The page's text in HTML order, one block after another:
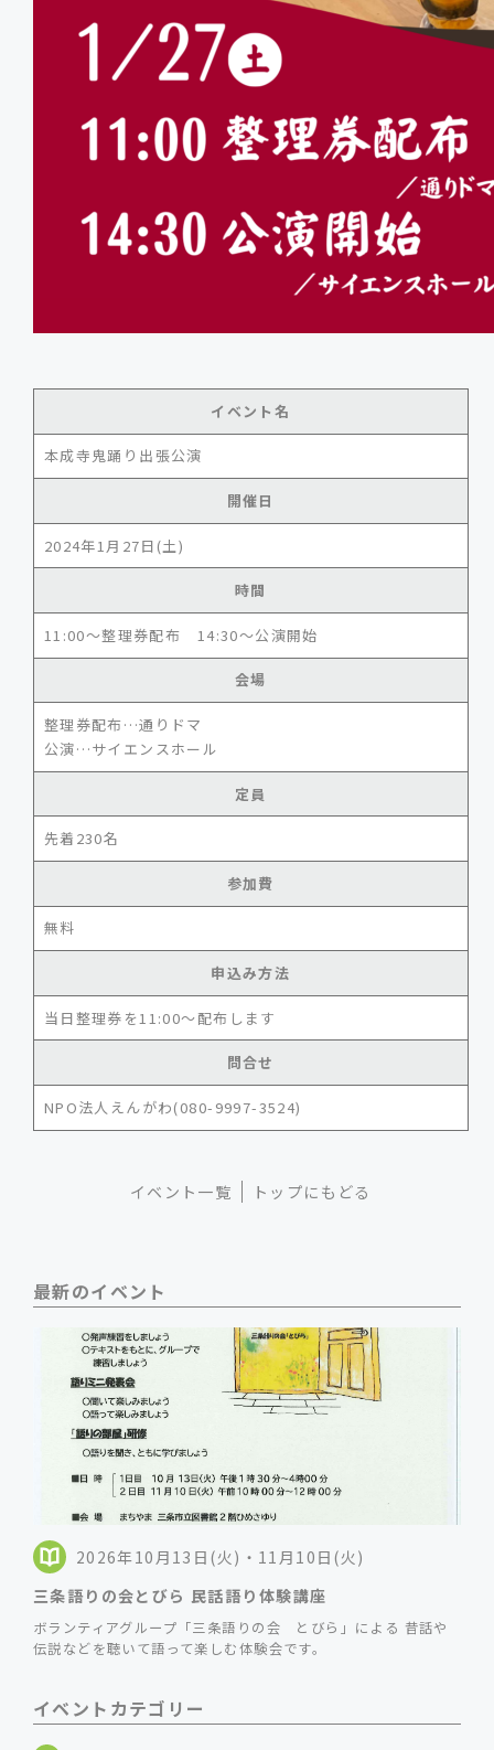
イベント名
本成寺鬼踊り出張公演
開催日
2024年1月27日(土)
時間
11:00～整理券配布 14:30～公演開始
会場
整理券配布…通りドマ
公演…サイエンスホール
定員
先着230名
参加費
無料
申込み方法
当日整理券を11:00～配布します
問合せ
NPO法人えんがわ(080-9997-3524)
イベント一覧 トップにもどる
最新のイベント
2026年10月13日(火)・11月10日(火)
三条語りの会とびら 民話語り体験講座
ボランティアグループ「三条語りの会 とびら」による 昔話や
伝説などを聴いて語って楽しむ体験会です。
イベントカテゴリー